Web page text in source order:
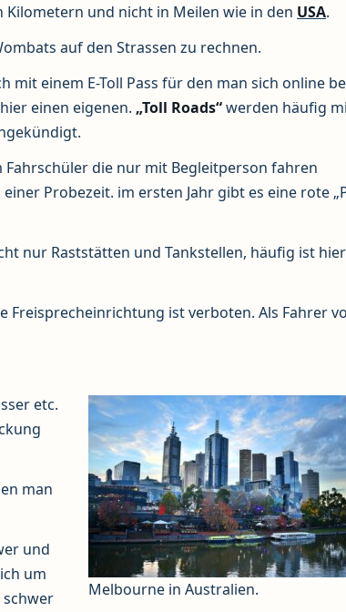
und nicht in Meilen wie in den USA.
auf den Strassen zu rechnen.
einem E-Toll Pass für den man sich online
einen eigenen. „Toll Roads“werden häufig
Fahrschüler die nur mit Begleitperson fahren
Probezeit. im ersten Jahr gibt es eine rote
nur Raststätten und Tankstellen, häufig ist hier
ist verboten. Als Fahrer
Melbourne in Australien.
etc.
man
und
um
schwer